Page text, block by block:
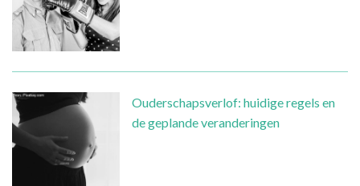
Ouderschapsverlof: huidige regels en
de geplande veranderingen